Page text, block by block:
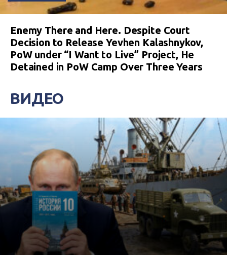
Enemy There and Here. Despite Court
Decision to Release Yevhen Kalashnykov,
PoW under “I Want to Live” Project, He
Detained in PoW Camp Over Three Years
ВИДЕО